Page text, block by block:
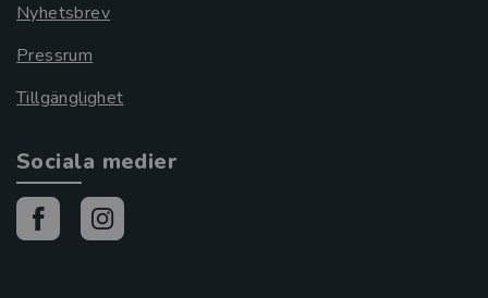
Nyhetsbrev
Pressrum
Tillgänglighet
Sociala medier